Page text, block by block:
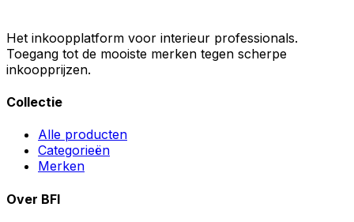
Het inkoopplatform voor interieur professionals.
Toegang tot de mooiste merken tegen scherpe
inkoopprijzen.
Collectie
Alle producten
Categorieën
Merken
Over BFI